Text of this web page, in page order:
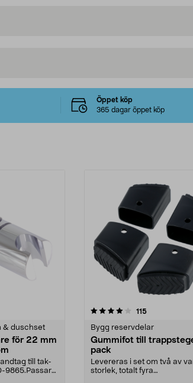
Öppet köp
365 dagar öppet köp
& duschset
för 22 mm
till tak-
9865.Passar
115recensioner
Bygg reservdelar
Gummifot till
pack
Levereras i set om två av
storlek, totalt fyra
4.5 av 5 stjärnor